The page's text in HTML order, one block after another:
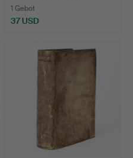
1 Gebot
37 USD